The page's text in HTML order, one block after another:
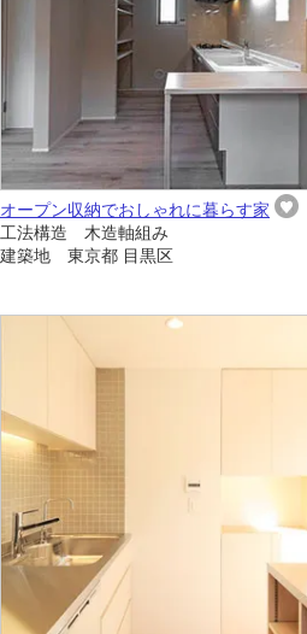
オープン収納でおしゃれに暮らす家
工法構造 木造軸組み
建築地 東京都 目黒区